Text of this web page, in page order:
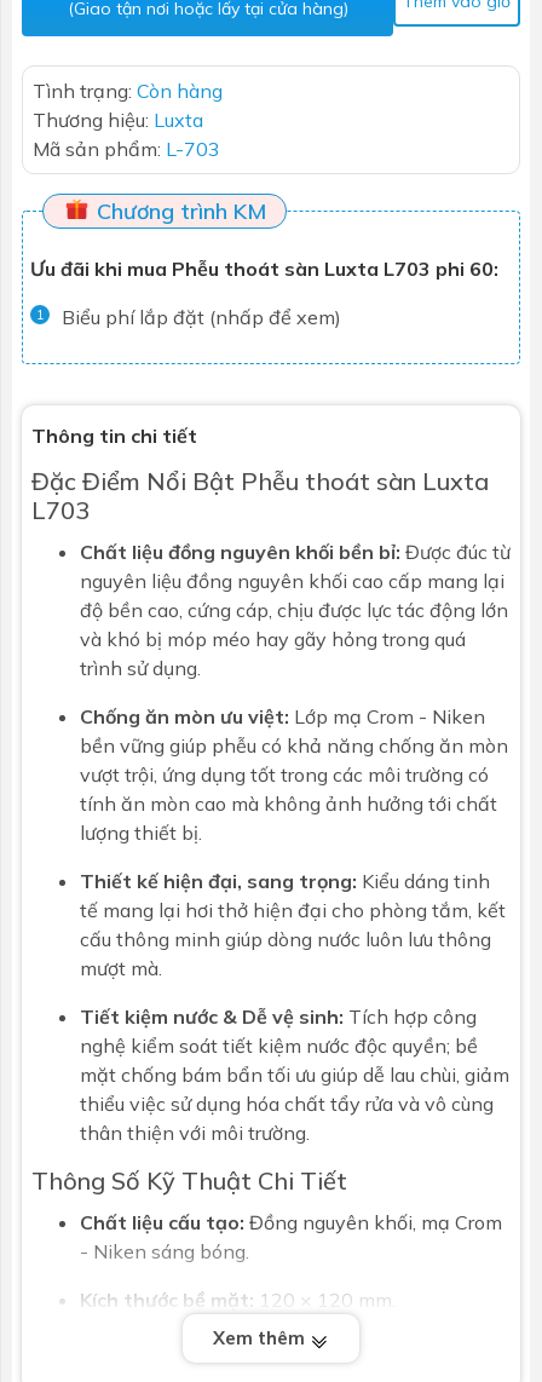
(Giao tận nơi hoặc lấy tại cửa hàng)
Tình trạng: Còn hàng
Thương hiệu: Luxta
Mã sản phẩm: L-703
Chương trình KM
Ưu đãi khi mua Phễu thoát sàn Luxta L703 phi 60:
1 Biểu phí lắp đặt (nhấp để xem)
Thông tin chi tiết
Đặc Điểm Nổi Bật Phễu thoát sàn Luxta
L703
Chất liệu đồng nguyên khối bền bỉ: Được đúc từ
nguyên liệu đồng nguyên khối cao cấp mang lại
độ bền cao, cứng cáp, chịu được lực tác động lớn
và khó bị móp méo hay gãy hỏng trong quá
trình sử dụng.
Chống ăn mòn ưu việt: Lớp mạ Crom - Niken
bền vững giúp phễu có khả năng chống ăn mòn
vượt trội, ứng dụng tốt trong các môi trường có
tính ăn mòn cao mà không ảnh hưởng tới chất
lượng thiết bị.
Thiết kế hiện đại, sang trọng: Kiểu dáng tinh
tế mang lại hơi thở hiện đại cho phòng tắm, kết
cấu thông minh giúp dòng nước luôn lưu thông
mượt mà.
Tiết kiệm nước & Dễ vệ sinh: Tích hợp công
nghệ kiểm soát tiết kiệm nước độc quyền; bề
mặt chống bám bẩn tối ưu giúp dễ lau chùi, giảm
thiểu việc sử dụng hóa chất tẩy rửa và vô cùng
thân thiện với môi trường.
Thông Số Kỹ Thuật Chi Tiết
Chất liệu cấu tạo: Đồng nguyên khối, mạ Crom
- Niken sáng bóng.
Kích thước bề mặt: 120 × 120 mm.
Đường kính ống thoát:Phi 60 mm.
Xem thêm